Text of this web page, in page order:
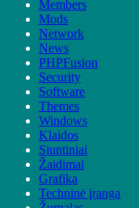
Members
Mods
Network
News
PHPFusion
Security
Software
Themes
Windows
Klaidos
Siuntiniai
Žaidimai
Grafika
Techninė įranga